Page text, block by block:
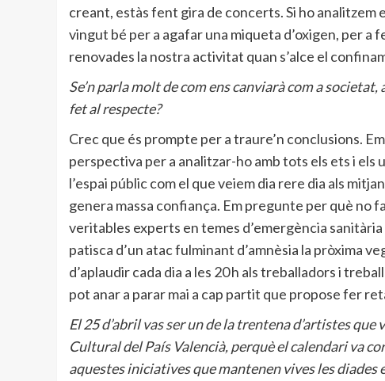
creant, estàs fent gira de concerts. Si ho
vingut bé per a agafar una miqueta d’oxigen, per a
renovades la nostra activitat quan s’alce el
Se’n parla molt de com ens canviarà com a
fet al respecte?
Crec que és prompte per a traure’n conclusions.
perspectiva per a analitzar-ho amb tots els ets i
l’espai públic com el que veiem dia rere dia als
genera massa confiança. Em pregunte per què no
veritables experts en temes d’emergència
patisca d’un atac fulminant d’amnèsia la pròxima
d’aplaudir cada dia a les 20 h als treballadors i
pot anar a parar mai a cap partit que propose fer
El 25 d’abril vas ser un de la trentena d’artistes
Cultural del País Valencià, perquè el calendari va
aquestes iniciatives que mantenen vives les diades